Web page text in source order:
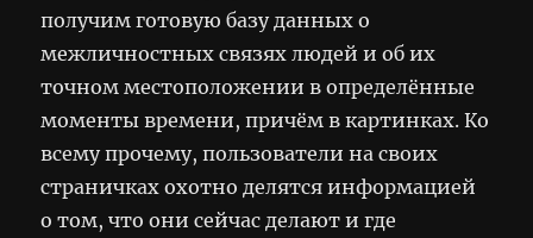
получим готовую базу данных о
межличностных связях людей и об их
точном местоположении в определённые
моменты времени, причём в картинках. Ко
всему прочему, пользователи на своих
страничках охотно делятся информацией
о том, что они сейчас делают и где